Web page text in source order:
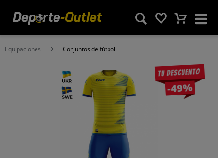
Equipaciones Conjuntos de fútbol
Tu descuento
-49%